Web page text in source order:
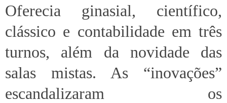
Oferecia ginasial, científico,
clássico e contabilidade em três
turnos, além da novidade das
salas mistas. As “inovações”
escandalizaram os